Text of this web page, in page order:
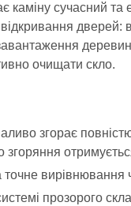
каміну сучасний та
дверей:
очищати скло.
згорає
згоряння
вирівнювання
прозорого